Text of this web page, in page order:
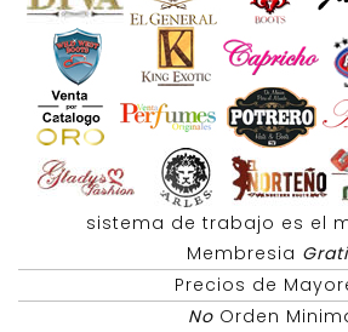
sistema de trabajo es el
Membresia
Precios de
NoOrden